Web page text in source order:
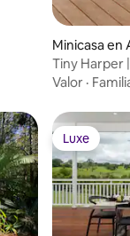
Minicasa en
Tiny Harper
boutique
Valor ·
Luxe
Luxe